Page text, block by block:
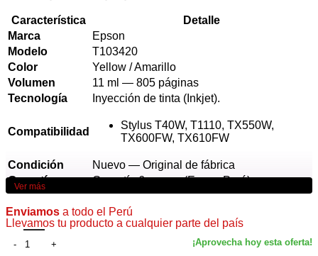
Característica
Detalle
Marca
Epson
Modelo
T103420
Color
Yellow / Amarillo
Volumen
11 ml — 805 páginas
Tecnología
Inyección de tinta (Inkjet).
Compatibilidad
Stylus T40W, T1110, TX550W,
TX600FW, TX610FW
Condición
Nuevo — Original de fábrica
Garantía
Garantía 6 meses (Epson Perú)
Ver más
Enviamos a todo el Perú
Llevamos tu producto a cualquier parte del país